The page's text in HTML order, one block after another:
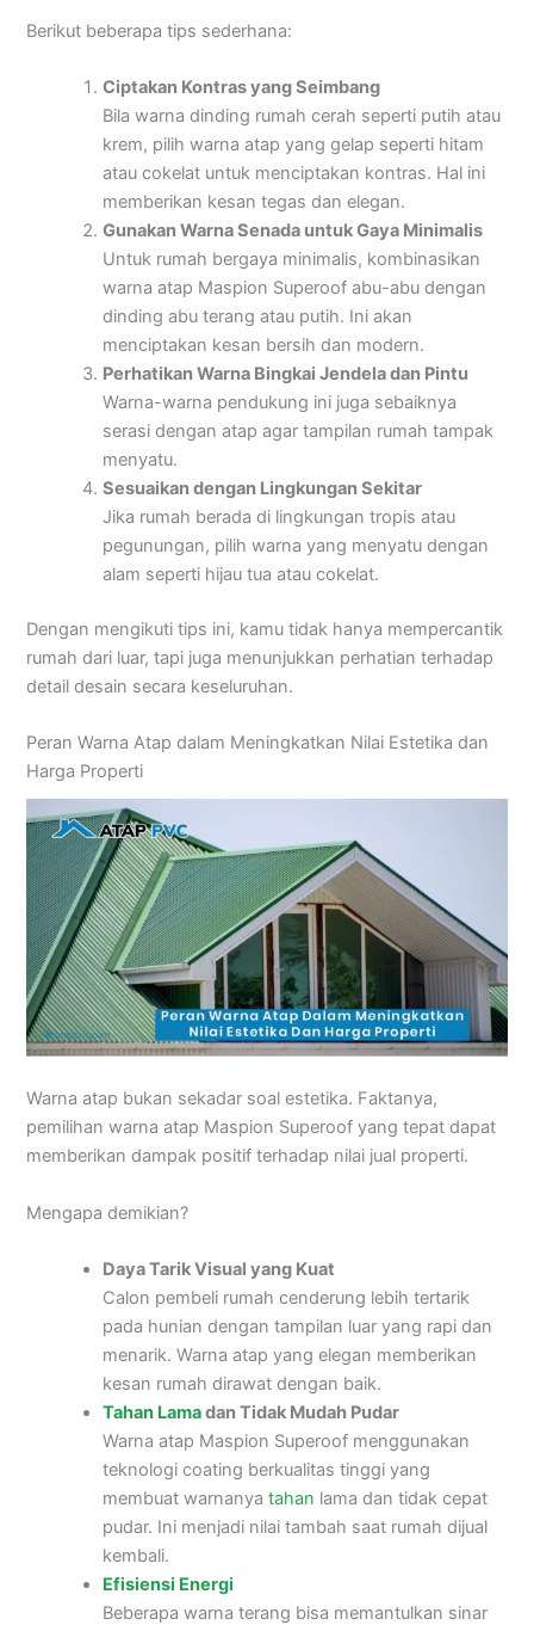
Berikut beberapa tips sederhana:
Ciptakan Kontras yang Seimbang
Bila warna dinding rumah cerah seperti putih atau
krem, pilih warna atap yang gelap seperti hitam
atau cokelat untuk menciptakan kontras. Hal ini
memberikan kesan tegas dan elegan.
Gunakan Warna Senada untuk Gaya Minimalis
Untuk rumah bergaya minimalis, kombinasikan
warna atap Maspion Superoof abu-abu dengan
dinding abu terang atau putih. Ini akan
menciptakan kesan bersih dan modern.
Perhatikan Warna Bingkai Jendela dan Pintu
Warna-warna pendukung ini juga sebaiknya
serasi dengan atap agar tampilan rumah tampak
menyatu.
Sesuaikan dengan Lingkungan Sekitar
Jika rumah berada di lingkungan tropis atau
pegunungan, pilih warna yang menyatu dengan
alam seperti hijau tua atau cokelat.
Dengan mengikuti tips ini, kamu tidak hanya mempercantik
rumah dari luar, tapi juga menunjukkan perhatian terhadap
detail desain secara keseluruhan.
Peran Warna Atap dalam Meningkatkan Nilai Estetika dan
Harga Properti
Warna atap bukan sekadar soal estetika. Faktanya,
pemilihan warna atap Maspion Superoof yang tepat dapat
memberikan dampak positif terhadap nilai jual properti.
Mengapa demikian?
Daya Tarik Visual yang Kuat
Calon pembeli rumah cenderung lebih tertarik
pada hunian dengan tampilan luar yang rapi dan
menarik. Warna atap yang elegan memberikan
kesan rumah dirawat dengan baik.
Tahan Lamadan Tidak Mudah Pudar
Warna atap Maspion Superoof menggunakan
teknologi coating berkualitas tinggi yang
membuat warnanyatahan lama dan tidak cepat
pudar. Ini menjadi nilai tambah saat rumah dijual
kembali.
Efisiensi Energi
Beberapa warna terang bisa memantulkan sinar